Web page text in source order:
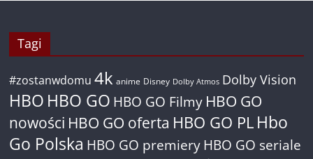
Tagi
#zostanwdomu 4k anime Disney Dolby Atmos Dolby Vision
HBO HBO GO HBO GO Filmy HBO GO
nowości HBO GO oferta HBO GO PL Hbo
Go Polska HBO GO premiery HBO GO seriale